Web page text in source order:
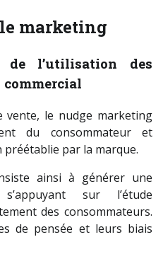
marketing
de l’utilisation des
vente, le nudge marketing
du consommateur et
préétablie par la marque.
ainsi à générer une
sur l’étude
des consommateurs.
de pensée et leurs biais